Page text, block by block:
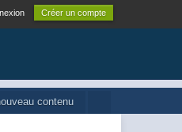
Créer un compte
contenu